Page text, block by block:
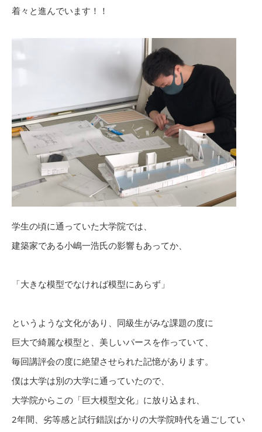
着々と進んでいます！！
学生の頃に通っていた大学院では、
建築家である小嶋一浩氏の影響もあってか、
「大きな模型でなければ模型にあらず」
というような文化があり、同級生がみな課題の度に
巨大で綺麗な模型と、美しいパースを作っていて、
毎回講評会の度に絶望させられた記憶があります。
僕は大学は別の大学に通っていたので、
大学院からこの「巨大模型文化」に放り込まれ、
2年間、劣等感と試行錯誤ばかりの大学院時代を過ごしてい